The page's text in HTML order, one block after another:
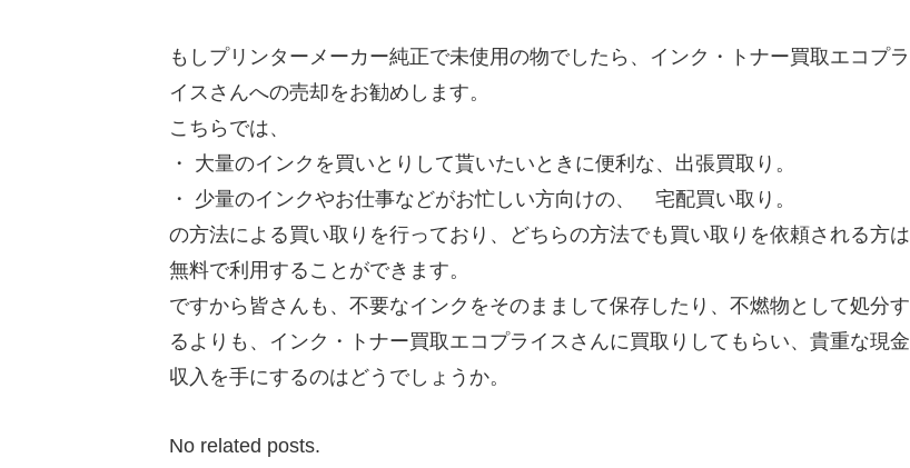
もしプリンターメーカー純正で未使用の物でしたら、インク・トナー買取エコプラ
イスさんへの売却をお勧めします。
こちらでは、
・ 大量のインクを買いとりして貰いたいときに便利な、出張買取り。
・ 少量のインクやお仕事などがお忙しい方向けの、 宅配買い取り。
の方法による買い取りを行っており、どちらの方法でも買い取りを依頼される方は
無料で利用することができます。
ですから皆さんも、不要なインクをそのままして保存したり、不燃物として処分す
るよりも、インク・トナー買取エコプライスさんに買取りしてもらい、貴重な現金
収入を手にするのはどうでしょうか。
No related posts.